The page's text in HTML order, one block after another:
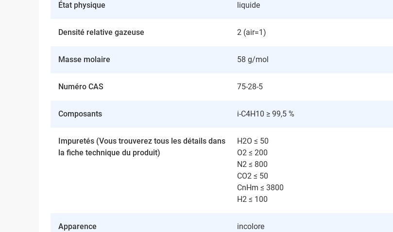
État physique liquide
Densité relative gazeuse 2 (air=1)
Masse molaire 58 g/mol
Numéro CAS 75-28-5
Composants i-C4H10 ≥ 99,5 %
Impuretés (Vous trouverez tous les détails dans
la fiche technique du produit)
H2O ≤ 50
O2 ≤ 200
N2 ≤ 800
CO2 ≤ 50
CnHm ≤ 3800
H2 ≤ 100
Apparence incolore